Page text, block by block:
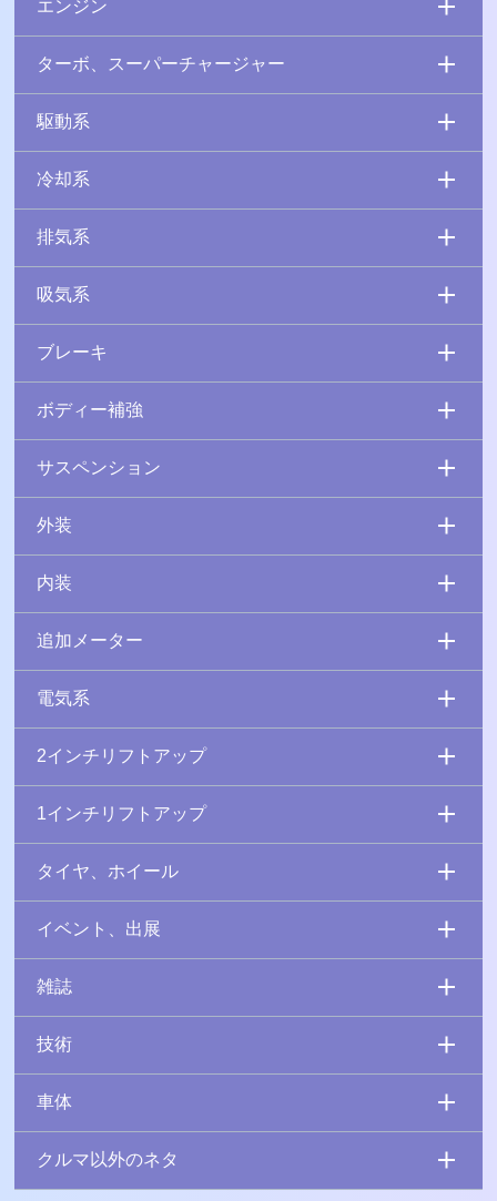
エンジン
ターボ、スーパーチャージャー
駆動系
冷却系
排気系
吸気系
ブレーキ
ボディー補強
サスペンション
外装
内装
追加メーター
電気系
2インチリフトアップ
1インチリフトアップ
タイヤ、ホイール
イベント、出展
雑誌
技術
車体
クルマ以外のネタ